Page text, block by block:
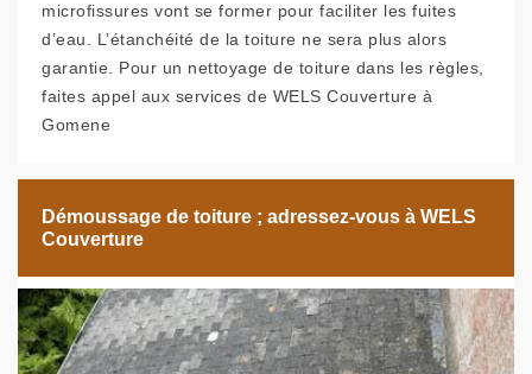
microfissures vont se former pour faciliter les fuites
d’eau. L’étanchéité de la toiture ne sera plus alors
garantie. Pour un nettoyage de toiture dans les règles,
faites appel aux services de WELS Couverture à
Gomene
Démoussage de toiture ; adressez-vous à WELS
Couverture